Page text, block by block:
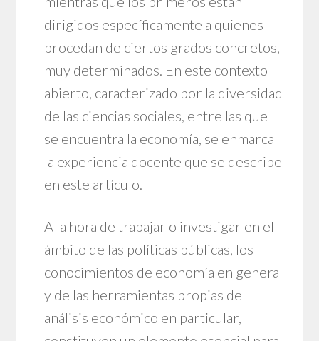
dirigidos específicamente a quienes
procedan de ciertos grados concretos,
muy determinados. En este contexto
abierto, caracterizado por la diversidad
de las ciencias sociales, entre las que
se encuentra la economía, se enmarca
la experiencia docente que se describe
en este artículo.
A la hora de trabajar o investigar en el
ámbito de las políticas públicas, los
conocimientos de economía en general
y de las herramientas propias del
análisis económico en particular,